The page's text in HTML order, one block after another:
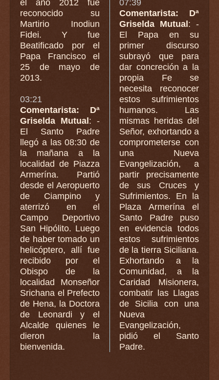
el año 2012 fue
reconocido su
Martirio Inodiun
Fidei. Y fue
Beatificado por el
Papa Francisco el
25 de mayo de
2013.
03:21
Comentarista: Dª
Griselda Mutual: -
El Santo Padre
llegó a las 08:30 de
la mañana a la
localidad de Piazza
Armerína. Partió
desde el Aeropuerto
de Ciampino y
aterrizó en el
Campo Deportivo
San Hipólito. Luego
de haber tomado un
helicóptero, allí fue
recibido por el
Obispo de la
localidad Monseñor
Srichana el Prefecto
de Hena, la Doctora
de Leonardi y el
Alcalde quienes le
dieron la
bienvenida.
07:39
Comentarista: Dª
Griselda Mutual: -
El Papa en su
primer discurso
subrayó que para
dar concreción a la
propia Fe se
necesita reconocer
estos sufrimientos
humanos. Las
mismas heridas del
Señor, exhortando a
comprometerse con
una Nueva
Evangelización, a
partir precisamente
de sus Cruces y
Sufrimientos. En la
Plaza Armerína el
Santo Padre puso
en evidencia todos
estos sufrimientos
de la tierra Siciliana.
Exhortando a la
Comunidad, a la
Caridad Misionera,
combatir las Llagas
de Sicilia con una
Nueva
Evangelización,
pidió el Santo
Padre.